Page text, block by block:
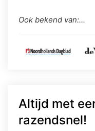
Ook bekend van:...
Altijd met
razendsnel!